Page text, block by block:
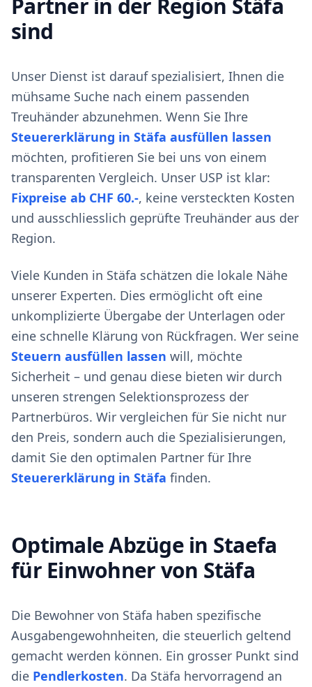
Partner in der Region Stäfa
sind
Unser Dienst ist darauf spezialisiert, Ihnen die
mühsame Suche nach einem passenden
Treuhänder abzunehmen. Wenn Sie Ihre
Steuererklärung in Stäfa ausfüllen lassen
möchten, profitieren Sie bei uns von einem
transparenten Vergleich. Unser USP ist klar:
Fixpreise ab CHF 60.-, keine versteckten Kosten
und ausschliesslich geprüfte Treuhänder aus der
Region.
Viele Kunden in Stäfa schätzen die lokale Nähe
unserer Experten. Dies ermöglicht oft eine
unkomplizierte Übergabe der Unterlagen oder
eine schnelle Klärung von Rückfragen. Wer seine
Steuern ausfüllen lassen will, möchte
Sicherheit – und genau diese bieten wir durch
unseren strengen Selektionsprozess der
Partnerbüros. Wir vergleichen für Sie nicht nur
den Preis, sondern auch die Spezialisierungen,
damit Sie den optimalen Partner für Ihre
Steuererklärung in Stäfa finden.
Optimale Abzüge in Staefa
für Einwohner von Stäfa
Die Bewohner von Stäfa haben spezifische
Ausgabengewohnheiten, die steuerlich geltend
gemacht werden können. Ein grosser Punkt sind
die Pendlerkosten. Da Stäfa hervorragend an